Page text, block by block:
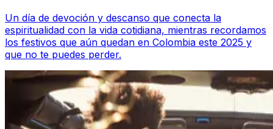
Un día de devoción y descanso que conecta la
espiritualidad con la vida cotidiana, mientras recordamos
los festivos que aún quedan en Colombia este 2025 y
que no te puedes perder.